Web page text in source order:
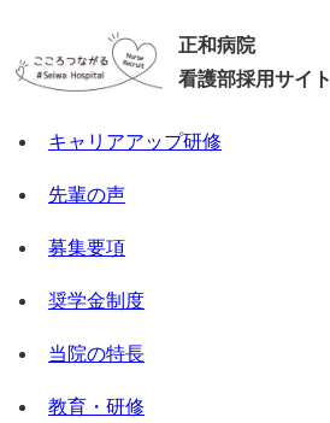
容
ッ
正和病院
看護部採用サイト
キャリアアップ研修
先輩の声
募集要項
奨学金制度
当院の特長
教育・研修